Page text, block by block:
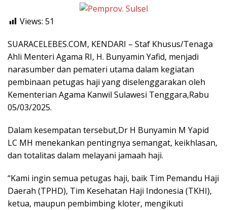
Views: 51
SUARACELEBES.COM, KENDARI – Staf Khusus/Tenaga
Ahli Menteri Agama RI, H. Bunyamin Yafid, menjadi
narasumber dan pemateri utama dalam kegiatan
pembinaan petugas haji yang diselenggarakan oleh
Kementerian Agama Kanwil Sulawesi Tenggara,Rabu
05/03/2025.
Dalam kesempatan tersebut,Dr H Bunyamin M Yapid
LC MH menekankan pentingnya semangat, keikhlasan,
dan totalitas dalam melayani jamaah haji.
“Kami ingin semua petugas haji, baik Tim Pemandu Haji
Daerah (TPHD), Tim Kesehatan Haji Indonesia (TKHI),
ketua, maupun pembimbing kloter, mengikuti